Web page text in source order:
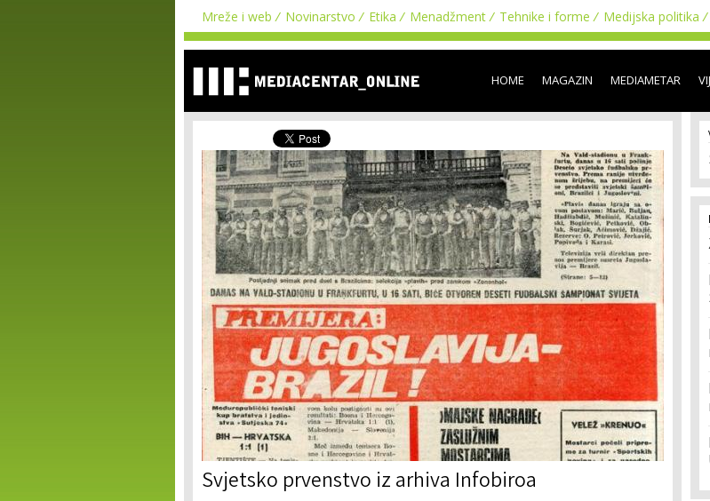
Skip to
main
content
Mreže i web Novinarstvo Etika Menadžment Tehnike i forme Medijska politika
HOME MAGAZIN MEDIAMETAR
Svjetsko prvenstvo iz arhiva Infobiroa